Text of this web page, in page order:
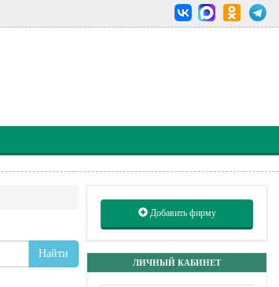
Добавить фирму
ЛИЧНЫЙ КАБИНЕТ
Найти